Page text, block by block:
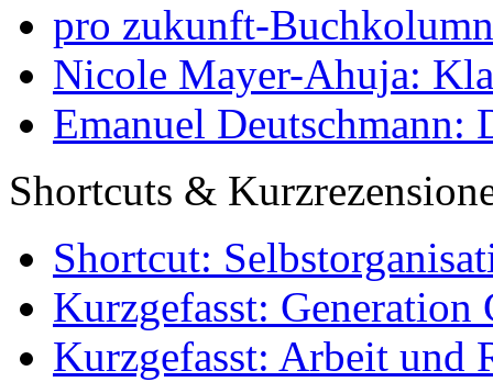
pro zukunft-
Nicole Mayer-Ahuja:
Emanuel Deutschmann:
Shortcuts &
Shortcut:
Kurzgefasst: Generation
Kurzgefasst: Arbeit und